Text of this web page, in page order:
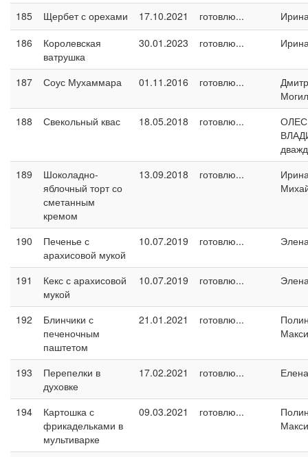
185 Щербет с орехами 17.10.2021 готовлю...
186
Королевская
ватрушка
30.01.2023 готовлю...
187 Соус Мухаммара 01.11.2016 готовлю...
188
Свекольный квас 18.05.2018 готовлю...
189
Шоколадно-
яблочный торт со
сметанным
кремом
13.09.2018 готовлю...
190
Печенье с
арахисовой мукой
10.07.2019 готовлю...
191
Кекс с арахисовой
мукой
10.07.2019 готовлю...
192
Блинчики с
печеночным
паштетом
21.01.2021 готовлю...
193
Перепелки в
духовке
17.02.2021 готовлю...
194
Картошка с
фрикадельками в
мультиварке
09.03.2021 готовлю...